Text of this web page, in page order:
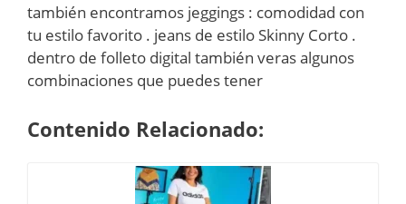
también encontramos jeggings : comodidad con
tu estilo favorito . jeans de estilo Skinny Corto .
dentro de folleto digital también veras algunos
combinaciones que puedes tener
Contenido Relacionado: